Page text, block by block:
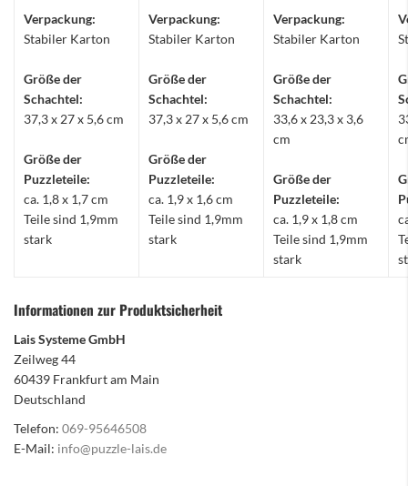
Verpackung:
Stabiler Karton
Größe der
Schachtel:
37,3 x 27 x 5,6 cm
Größe der
Puzzleteile:
ca. 1,8 x 1,7 cm
Teile sind 1,9mm
stark
Verpackung:
Stabiler Karton
Größe der
Schachtel:
37,3 x 27 x 5,6 cm
Größe der
Puzzleteile:
ca. 1,9 x 1,6 cm
Teile sind 1,9mm
stark
Verpackung:
Stabiler Karton
Größe der
Schachtel:
33,6 x 23,3 x 3,6
cm
Größe der
Puzzleteile:
ca. 1,9 x 1,8 cm
Teile sind 1,9mm
stark
Informationen zur Produktsicherheit
Lais Systeme GmbH
Zeilweg 44
60439 Frankfurt am Main
Deutschland
Telefon: 069-95646508
E-Mail: info@puzzle-lais.de